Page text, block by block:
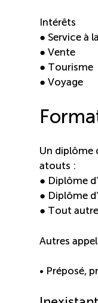
Intérêts
● Service à
● Vente
● Tourisme
● Voyage
Un diplôme
atouts :
● Diplôme
● Diplôme
● Tout
Autres
• Préposé,